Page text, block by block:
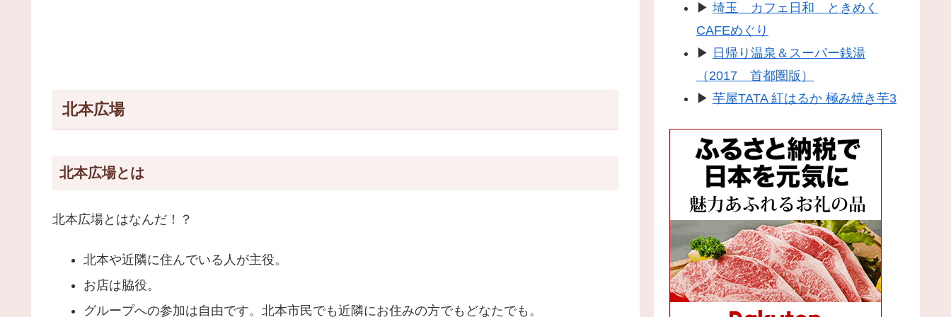
北本広場
北本広場とは
北本広場とはなんだ！？
北本や近隣に住んでいる人が主役。
お店は脇役。
グループへの参加は自由です。北本市民でも近隣にお住みの方でもどなたでも。
▶ 埼玉 カフェ日和 ときめく
CAFEめぐり
▶ 日帰り温泉＆スーパー銭湯
（2017 首都圏版）
▶ 芋屋TATA 紅はるか 極み焼き芋3